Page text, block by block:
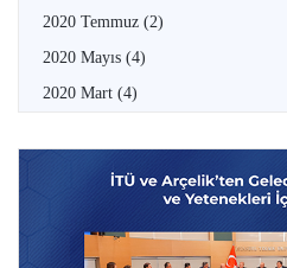
2020 Temmuz (2)
2020 Mayıs (4)
2020 Mart (4)